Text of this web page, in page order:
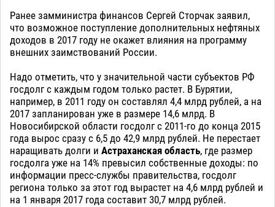
Ранее замминистра финансов Сергей Сторчак заявил,
что возможное поступление дополнительных нефтяных
доходов в 2017 году не окажет влияния на программу
внешних заимствований России.
Надо отметить, что у значительной части субъектов РФ
госдолг с каждым годом только растет. В Бурятии,
например, в 2011 году он составлял 4,4 млрд рублей, а на
2017 запланирован уже в размере 14,6 млрд. В
Новосибирской области госдолг с 2011-го до конца 2015
года вырос сразу с 6,5 до 42,9 млрд рублей. Не перестает
наращивать долги и Астраханская область, где размер
госдолга уже на 14% превысил собственные доходы: по
информации пресс-службы правительства, госдолг
региона только за этот год вырастет на 4,6 млрд рублей и
на 1 января 2017 года составит 30,7 млрд рублей.